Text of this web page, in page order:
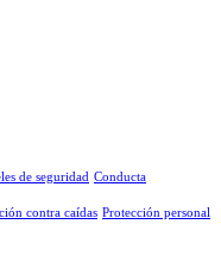
de seguridad Conducta
contra caídas Protección personal